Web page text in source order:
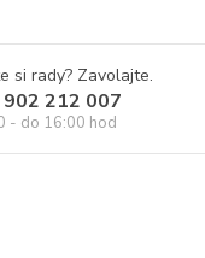
si rady? Zavolajte.
212 007
- do 16:00 hod